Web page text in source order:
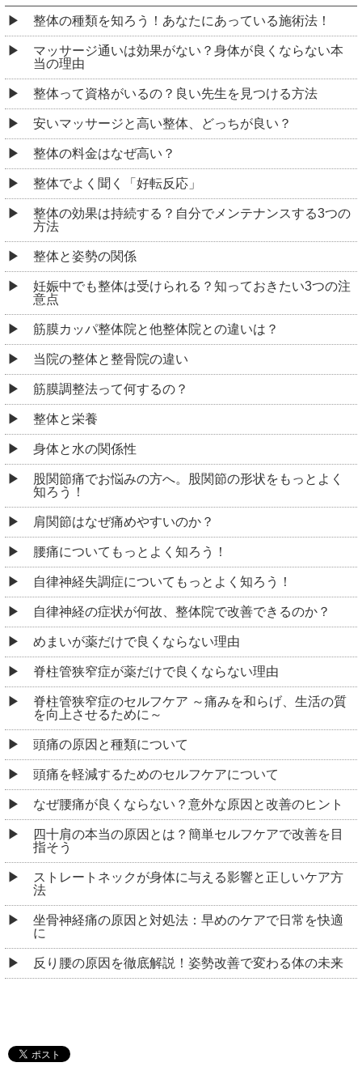
整体の種類を知ろう！あなたにあっている施術法！
マッサージ通いは効果がない？身体が良くならない本
当の理由
整体って資格がいるの？良い先生を見つける方法
安いマッサージと高い整体、どっちが良い？
整体の料金はなぜ高い？
整体でよく聞く「好転反応」
整体の効果は持続する？自分でメンテナンスする3つの
方法
整体と姿勢の関係
妊娠中でも整体は受けられる？知っておきたい3つの注
意点
筋膜カッパ整体院と他整体院との違いは？
当院の整体と整骨院の違い
筋膜調整法って何するの？
整体と栄養
身体と水の関係性
股関節痛でお悩みの方へ。股関節の形状をもっとよく
知ろう！
肩関節はなぜ痛めやすいのか？
腰痛についてもっとよく知ろう！
自律神経失調症についてもっとよく知ろう！
自律神経の症状が何故、整体院で改善できるのか？
めまいが薬だけで良くならない理由
脊柱管狭窄症が薬だけで良くならない理由
脊柱管狭窄症のセルフケア ～痛みを和らげ、生活の質
を向上させるために～
頭痛の原因と種類について
頭痛を軽減するためのセルフケアについて
なぜ腰痛が良くならない？意外な原因と改善のヒント
四十肩の本当の原因とは？簡単セルフケアで改善を目
指そう
ストレートネックが身体に与える影響と正しいケア方
法
坐骨神経痛の原因と対処法：早めのケアで日常を快適
に
反り腰の原因を徹底解説！姿勢改善で変わる体の未来